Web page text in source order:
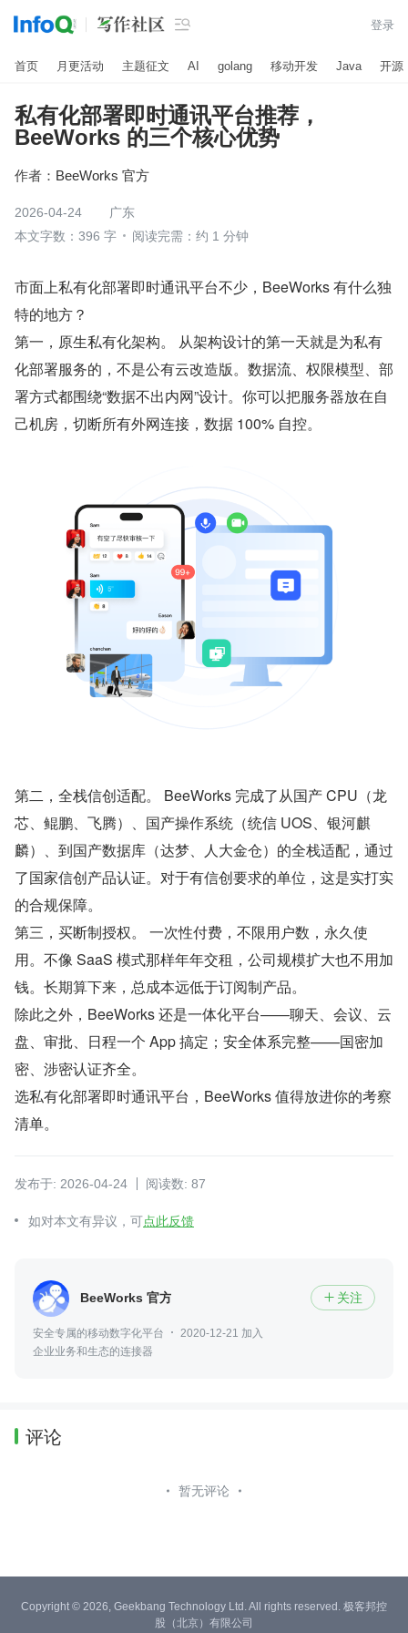
 登录
首页 月更活动 主题征文 AI golang 移动开发 Java 开源
私有化部署即时通讯平台推荐，
BeeWorks 的三个核心优势
作者： BeeWorks 官方
2026-04-24
广东
本文字数：396 字
阅读完需：约 1 分钟
市面上私有化部署即时通讯平台不少，BeeWorks 有什么独
特的地方？
第一，原生私有化架构。 从架构设计的第一天就是为私有
化部署服务的，不是公有云改造版。数据流、权限模型、部
署方式都围绕“数据不出内网”设计。你可以把服务器放在自
己机房，切断所有外网连接，数据 100% 自控。
第二，全栈信创适配。 BeeWorks 完成了从国产 CPU（龙
芯、鲲鹏、飞腾）、国产操作系统（统信 UOS、银河麒
麟）、到国产数据库（达梦、人大金仓）的全栈适配，通过
了国家信创产品认证。对于有信创要求的单位，这是实打实
的合规保障。
第三，买断制授权。 一次性付费，不限用户数，永久使
用。不像 SaaS 模式那样年年交租，公司规模扩大也不用加
钱。长期算下来，总成本远低于订阅制产品。
除此之外，BeeWorks 还是一体化平台——聊天、会议、云
盘、审批、日程一个 App 搞定；安全体系完整——国密加
密、涉密认证齐全。
选私有化部署即时通讯平台，BeeWorks 值得放进你的考察
清单。
发布于: 2026-04-24 阅读数: 87
如对本文有异议，可点此反馈
BeeWorks 官方  关注
安全专属的移动数字化平台
2020-12-21 加入
企业业务和生态的连接器
评论
暂无评论
Copyright © 2026, Geekbang Technology Ltd. All rights reserved. 极客邦控
股（北京）有限公司